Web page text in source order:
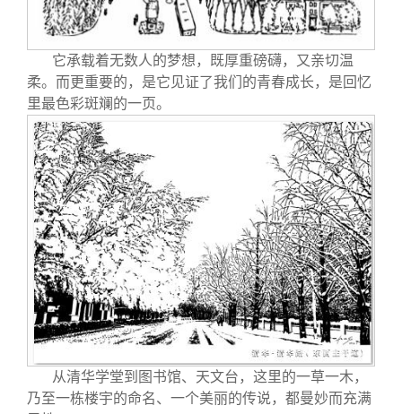
它承载着无数人的梦想，既厚重磅礴，又亲切温
柔。而更重要的，是它见证了我们的青春成长，是回忆
里最色彩斑斓的一页。
从清华学堂到图书馆、天文台，这里的一草一木，
乃至一栋楼宇的命名、一个美丽的传说，都曼妙而充满